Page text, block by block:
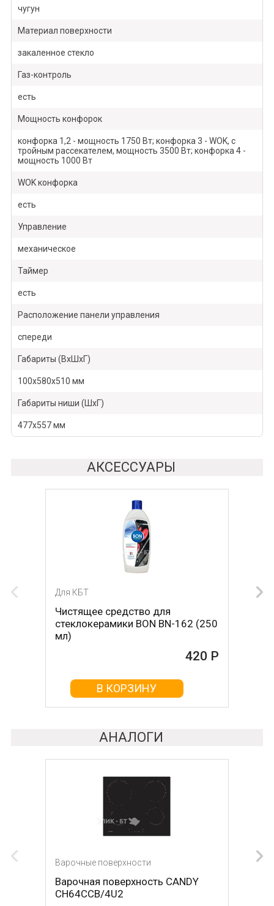
чугун
Материал поверхности
закаленное стекло
Газ-контроль
есть
Мощность конфорок
конфорка 1,2 - мощность 1750 Вт; конфорка 3 - WOK, с
тройным рассекателем, мощность 3500 Вт; конфорка 4 -
мощность 1000 Вт
WOK конфорка
есть
Управление
механическое
Таймер
есть
Расположение панели управления
спереди
Габариты (ВхШхГ)
100х580х510 мм
Габариты ниши (ШхГ)
477х557 мм
АКСЕССУАРЫ
Для КБТ
Чистящее средство для
стеклокерамики BON BN-162 (250
мл)
420 Р
В КОРЗИНУ
Для КБТ
Скребок для ухода за
стеклокерамикой BON BN-603
В КОРЗИНУ
АНАЛОГИ
Варочные поверхности
Варочная поверхность CANDY
CH64CCB/4U2
Варочные поверхности
Варочная поверхность Fornelli PIA
60 INDUZIONE